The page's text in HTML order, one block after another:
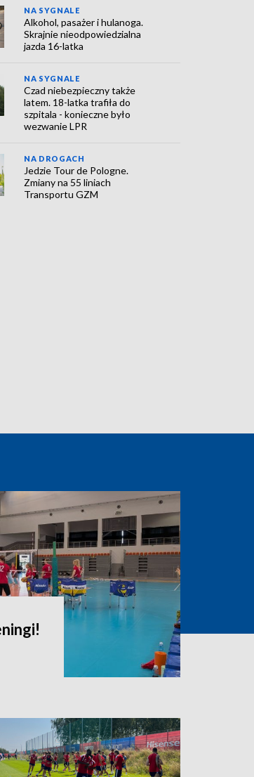
NA SYGNALE
Alkohol, pasażer i hulanoga.
Skrajnie nieodpowiedzialna
jazda 16-latka
NA SYGNALE
Czad niebezpieczny także
latem. 18-latka trafiła do
szpitala - konieczne było
wezwanie LPR
NA DROGACH
Jedzie Tour de Pologne.
Zmiany na 55 liniach
Transportu GZM